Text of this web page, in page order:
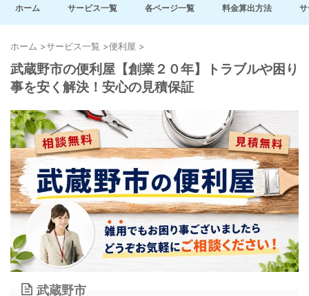
ホーム サービス一覧 各ページ一覧 料金算出方法
ホーム >サービス一覧 >便利屋 >
武蔵野市の便利屋【創業２０年】トラブルや困り
事を安く解決！安心の見積保証
武蔵野市